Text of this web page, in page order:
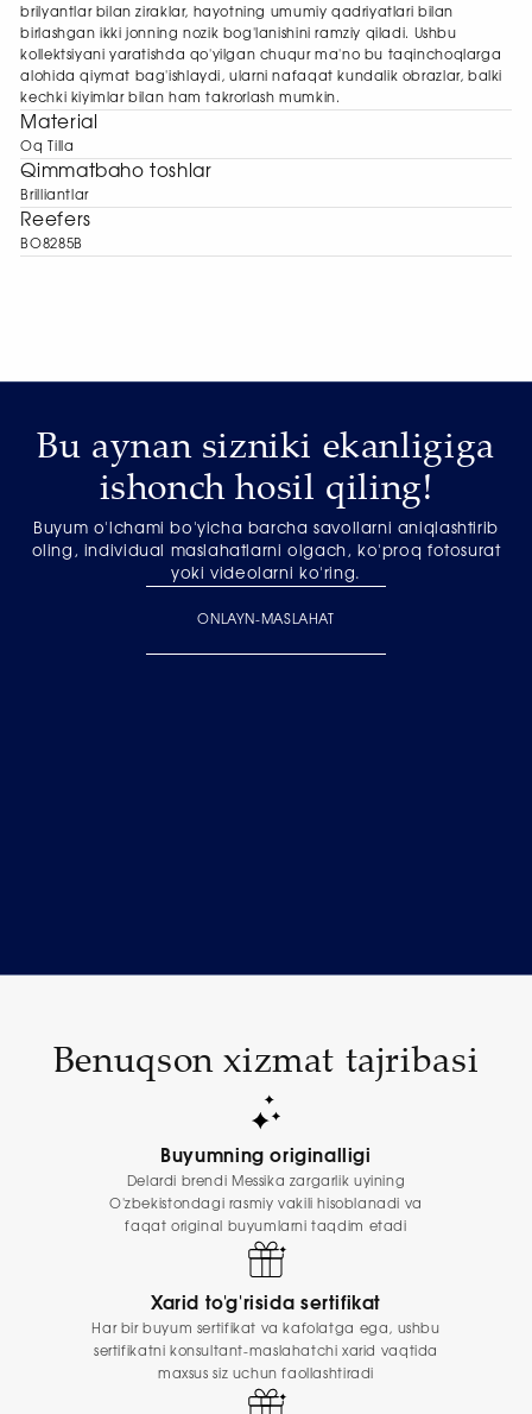
brilyantlar bilan ziraklar, hayotning umumiy qadriyatlari bilan
birlashgan ikki jonning nozik bog'lanishini ramziy qiladi. Ushbu
kollektsiyani yaratishda qo'yilgan chuqur ma'no bu taqinchoqlarga
alohida qiymat bag'ishlaydi, ularni nafaqat kundalik obrazlar, balki
kechki kiyimlar bilan ham takrorlash mumkin.
Material
Oq Tilla
Qimmatbaho toshlar
Brilliantlar
Reefers
BO8285B
Bu aynan sizniki ekanligiga
ishonch hosil qiling!
Buyum o'lchami bo'yicha barcha savollarni aniqlashtirib
oling, individual maslahatlarni olgach, ko'proq fotosurat
yoki videolarni ko'ring.
ONLAYN-MASLAHAT
Benuqson xizmat tajribasi
Buyumning originalligi
Delardi brendi Messika zargarlik uyining
O'zbekistondagi rasmiy vakili hisoblanadi va
faqat original buyumlarni taqdim etadi
Xarid to'g'risida sertifikat
Har bir buyum sertifikat va kafolatga ega, ushbu
sertifikatni konsultant-maslahatchi xarid vaqtida
maxsus siz uchun faollashtiradi